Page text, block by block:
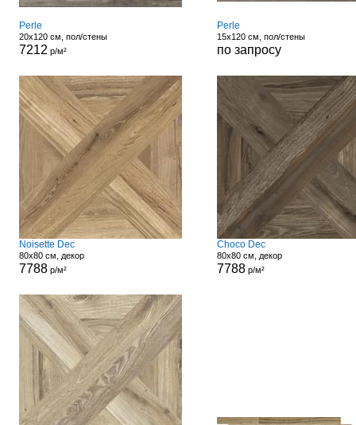
Perle
20x120 см, пол/стены
7212 р/м²
Perle
15x120 см, пол/стены
по запросу
Noisette Dec
80x80 см, декор
7788р/м²
Choco Dec
80x80 см, декор
7788р/м²